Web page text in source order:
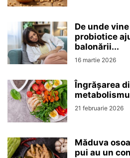
De unde
probiotice
balonării...
16 martie 2026
Îngrășarea
21 februarie 2026
Măduva
pui au un